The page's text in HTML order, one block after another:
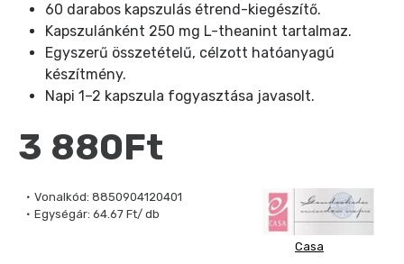
Vonalkód: 8850904120401
Egységár: 64.67 Ft/ db
Casa
3 880Ft
60 darabos kapszulás étrend-kiegészítő.
Kapszulánként 250 mg L-theanint tartalmaz.
Egyszerű összetételű, célzott hatóanyagú
készítmény.
Napi 1–2 kapszula fogyasztása javasolt.